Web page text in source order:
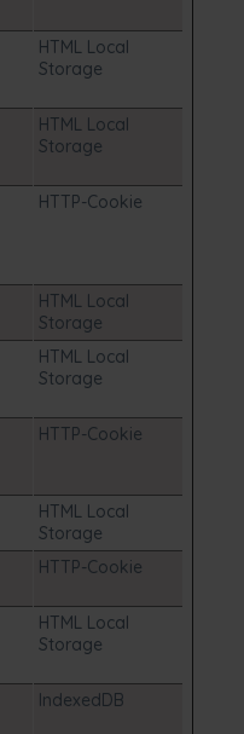
HTML Local
Storage
HTML Local
Storage
HTTP-Cookie
HTML Local
Storage
HTML Local
Storage
HTTP-Cookie
HTML Local
Storage
HTTP-Cookie
HTML Local
Storage
IndexedDB